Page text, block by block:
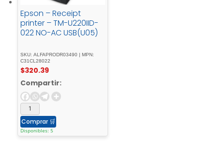
Epson – Receipt
printer – TM-U220IID-
022 NO-AC USB(U05)
SKU: ALFAPRODR03490 | MPN:
C31CL28022
$320.39
Compartir:
Comprar 🛒
Disponibles: 5